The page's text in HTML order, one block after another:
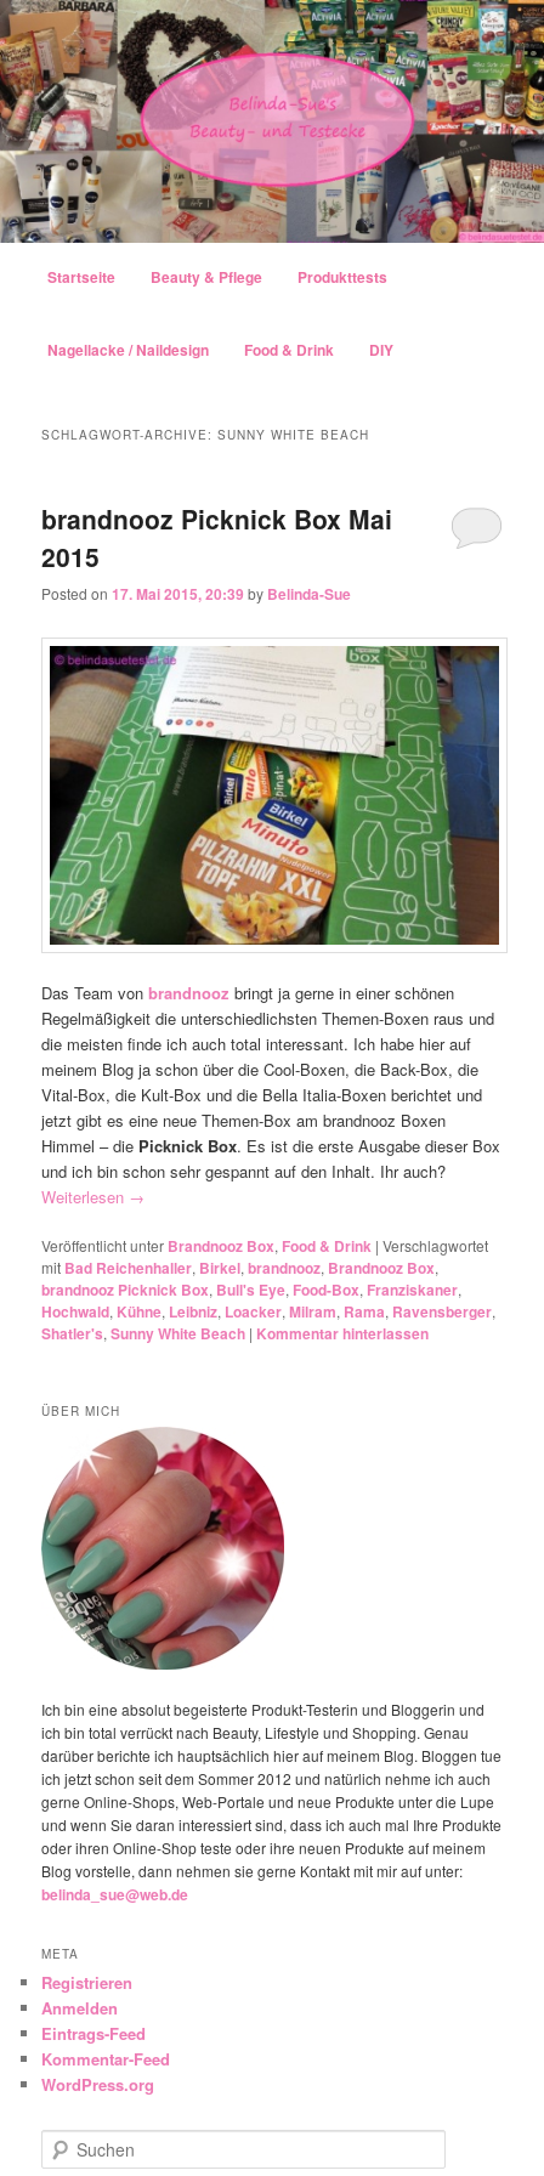
Zum Inhalt wechseln
Zum sekundären Inhalt wechseln
Startseite Beauty & Pflege Produkttests
Nagellacke / Naildesign Food & Drink DIY
SCHLAGWORT-ARCHIVE:SUNNY WHITE BEACH
brandnooz Picknick Box Mai
2015
Posted on17. Mai 2015, 20:39 by Belinda-Sue
Das Team vonbrandnooz bringt ja gerne in einer schönen
Regelmäßigkeit die unterschiedlichsten Themen-Boxen raus und
die meisten finde ich auch total interessant. Ich habe hier auf
meinem Blog ja schon über die Cool-Boxen, die Back-Box, die
Vital-Box, die Kult-Box und die Bella Italia-Boxen berichtet und
jetzt gibt es eine neue Themen-Box am brandnooz Boxen
Himmel – die Picknick Box. Es ist die erste Ausgabe dieser Box
und ich bin schon sehr gespannt auf den Inhalt. Ihr auch?
Weiterlesen →
Veröffentlicht unter Brandnooz Box, Food & Drink |Verschlagwortet
mit Bad Reichenhaller, Birkel,brandnooz, Brandnooz Box,
brandnooz Picknick Box, Bull's Eye, Food-Box, Franziskaner,
Hochwald, Kühne, Leibniz, Loacker,Milram, Rama, Ravensberger,
Shatler's,Sunny White Beach | Kommentar hinterlassen
ÜBER MICH
Ich bin eine absolut begeisterte Produkt-Testerin und Bloggerin und
ich bin total verrückt nach Beauty, Lifestyle und Shopping. Genau
darüber berichte ich hauptsächlich hier auf meinem Blog. Bloggen tue
ich jetzt schon seit dem Sommer 2012 und natürlich nehme ich auch
gerne Online-Shops, Web-Portale und neue Produkte unter die Lupe
und wenn Sie daran interessiert sind, dass ich auch mal Ihre Produkte
oder ihren Online-Shop teste oder ihre neuen Produkte auf meinem
Blog vorstelle, dann nehmen sie gerne Kontakt mit mir auf unter:
belinda_sue@web.de
META
Registrieren
Anmelden
Eintrags-Feed
Kommentar-Feed
WordPress.org
Suchen